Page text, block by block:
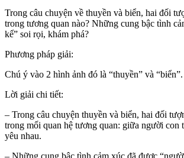
Trong câu chuyện về thuyền và biển, hai đối
trong tương quan nào? Những cung bậc tình
kể” soi rọi, khám phá?
Phương pháp giải:
Chú ý vào 2 hình ảnh đó là “thuyền” và “biển”.
Lời giải chi tiết:
– Trong câu chuyện thuyền và biển, hai đối
trong mối quan hệ tương quan: giữa người con
yêu nhau.
– Những cung bậc tình cảm xúc đã được